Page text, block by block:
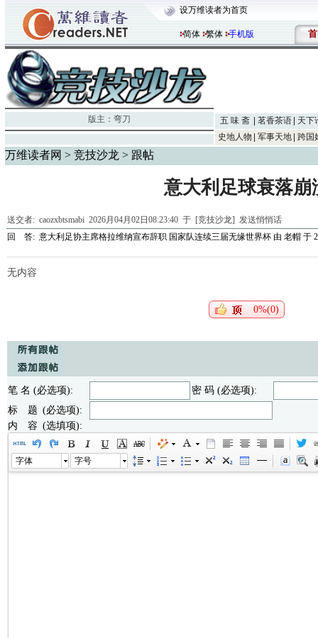
设万维读者为首页
简体 繁体 手机版 首
版主： 弯刀 五 味 斋 茗香茶语
天下
史地人物
军事天地 跨国
万维读者网 > 竞技沙龙 > 跟帖
意大利足球衰落崩
送交者: caozxbtsmabi 2026月04月02日08:23:40 于 [竞技沙龙] 发送悄悄话
回 答: 意大利足协主席格拉维纳宣布辞职 国家队连续三届无缘世界杯 由 老帽 于
无内容
0%(0)
笔 名 (必选项):
密 码 (必选项):
标 题 (必选项):
内 容 (选填项):
字体 字号